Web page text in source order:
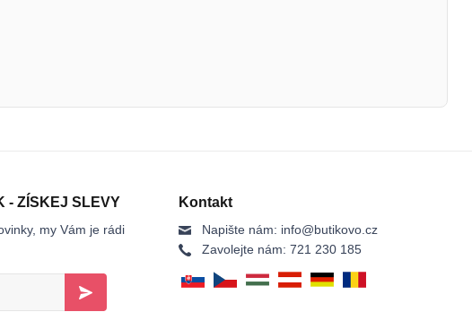
- ZÍSKEJ SLEVY
my Vám je rádi
Kontakt
Napište nám: info@butikovo.cz
Zavolejte nám: 721 230 185